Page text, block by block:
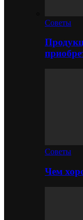
Советы
Советы
Чем